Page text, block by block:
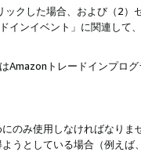
クした場合、および（2）
ンイベント」に関連して
トレードインプロ
のみ使用しなければなり
うとしている場合（例え